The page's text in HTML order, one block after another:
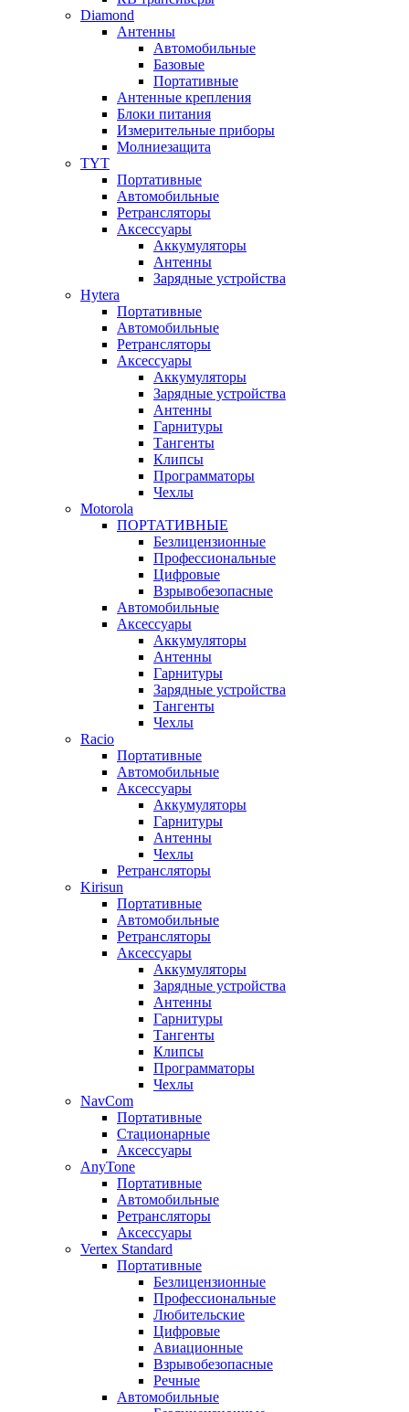
Diamond
Антенны
Автомобильные
Базовые
Портативные
Антенные крепления
Блоки питания
Измерительные приборы
Молниезащита
TYT
Портативные
Автомобильные
Ретрансляторы
Аксессуары
Аккумуляторы
Антенны
Зарядные устройства
Hytera
Портативные
Автомобильные
Ретрансляторы
Аксессуары
Аккумуляторы
Зарядные устройства
Антенны
Гарнитуры
Тангенты
Клипсы
Программаторы
Чехлы
Motorola
ПОРТАТИВНЫЕ
Безлицензионные
Профессиональные
Цифровые
Взрывобезопасные
Автомобильные
Аксессуары
Аккумуляторы
Антенны
Гарнитуры
Зарядные устройства
Тангенты
Чехлы
Racio
Портативные
Автомобильные
Аксессуары
Аккумуляторы
Гарнитуры
Антенны
Чехлы
Ретрансляторы
Kirisun
Портативные
Автомобильные
Ретрансляторы
Аксессуары
Аккумуляторы
Зарядные устройства
Антенны
Гарнитуры
Тангенты
Клипсы
Программаторы
Чехлы
NavCom
Портативные
Стационарные
Аксессуары
AnyTone
Портативные
Автомобильные
Ретрансляторы
Аксессуары
Vertex Standard
Портативные
Безлицензионные
Профессиональные
Любительские
Цифровые
Авиационные
Взрывобезопасные
Речные
Автомобильные